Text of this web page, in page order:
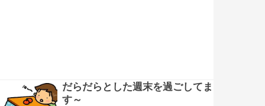
だらだらとした週末を過ごしてま
す～